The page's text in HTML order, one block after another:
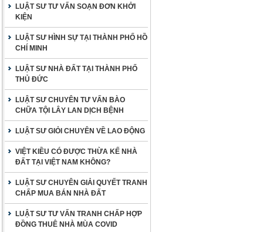
LUẬT SƯ TƯ VẤN SOẠN ĐƠN KHỞI
KIỆN
LUẬT SƯ HÌNH SỰ TẠI THÀNH PHỐ HỒ
CHÍ MINH
LUẬT SƯ NHÀ ĐẤT TẠI THÀNH PHỐ
THỦ ĐỨC
LUẬT SƯ CHUYÊN TƯ VẤN BÀO
CHỮA TỘI LÂY LAN DỊCH BỆNH
LUẬT SƯ GIỎI CHUYÊN VỀ LAO ĐỘNG
VIỆT KIỀU CÓ ĐƯỢC THỪA KẾ NHÀ
ĐẤT TẠI VIỆT NAM KHÔNG?
LUẬT SƯ CHUYÊN GIẢI QUYẾT TRANH
CHẤP MUA BÁN NHÀ ĐẤT
LUẬT SƯ TƯ VẤN TRANH CHẤP HỢP
ĐỒNG THUÊ NHÀ MÙA COVID